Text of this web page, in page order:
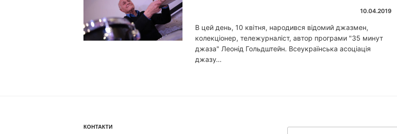
10.04.2019
В цей день, 10 квітня, народився відомий джазмен,
колекціонер, тележурналіст, автор програми "35 минут
джаза" Леонід Гольдштейн. Всеукраїнська асоціація
джазу…
КОНТАКТИ